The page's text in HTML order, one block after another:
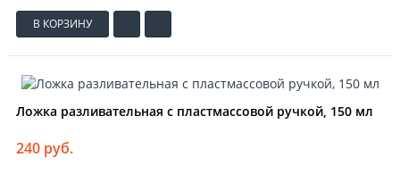
В КОРЗИНУ
Ложка разливательная с пластмассовой ручкой, 150 мл
240 руб.